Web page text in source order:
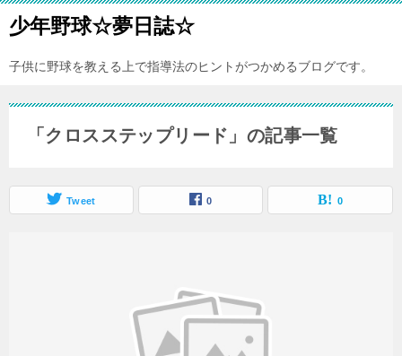
少年野球☆夢日誌☆
子供に野球を教える上で指導法のヒントがつかめるブログです。
「クロスステップリード」の記事一覧
Tweet 0 0